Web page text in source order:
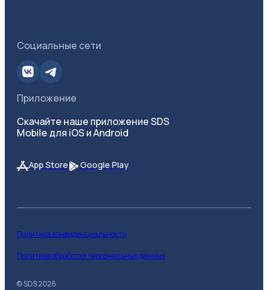
Социальные сети
Приложение
Скачайте наше приложение SDS
Mobile для iOS и Android
App Store Google Play
© SDS2026
Политика конфиденциальности
Политика обработки персональных данных